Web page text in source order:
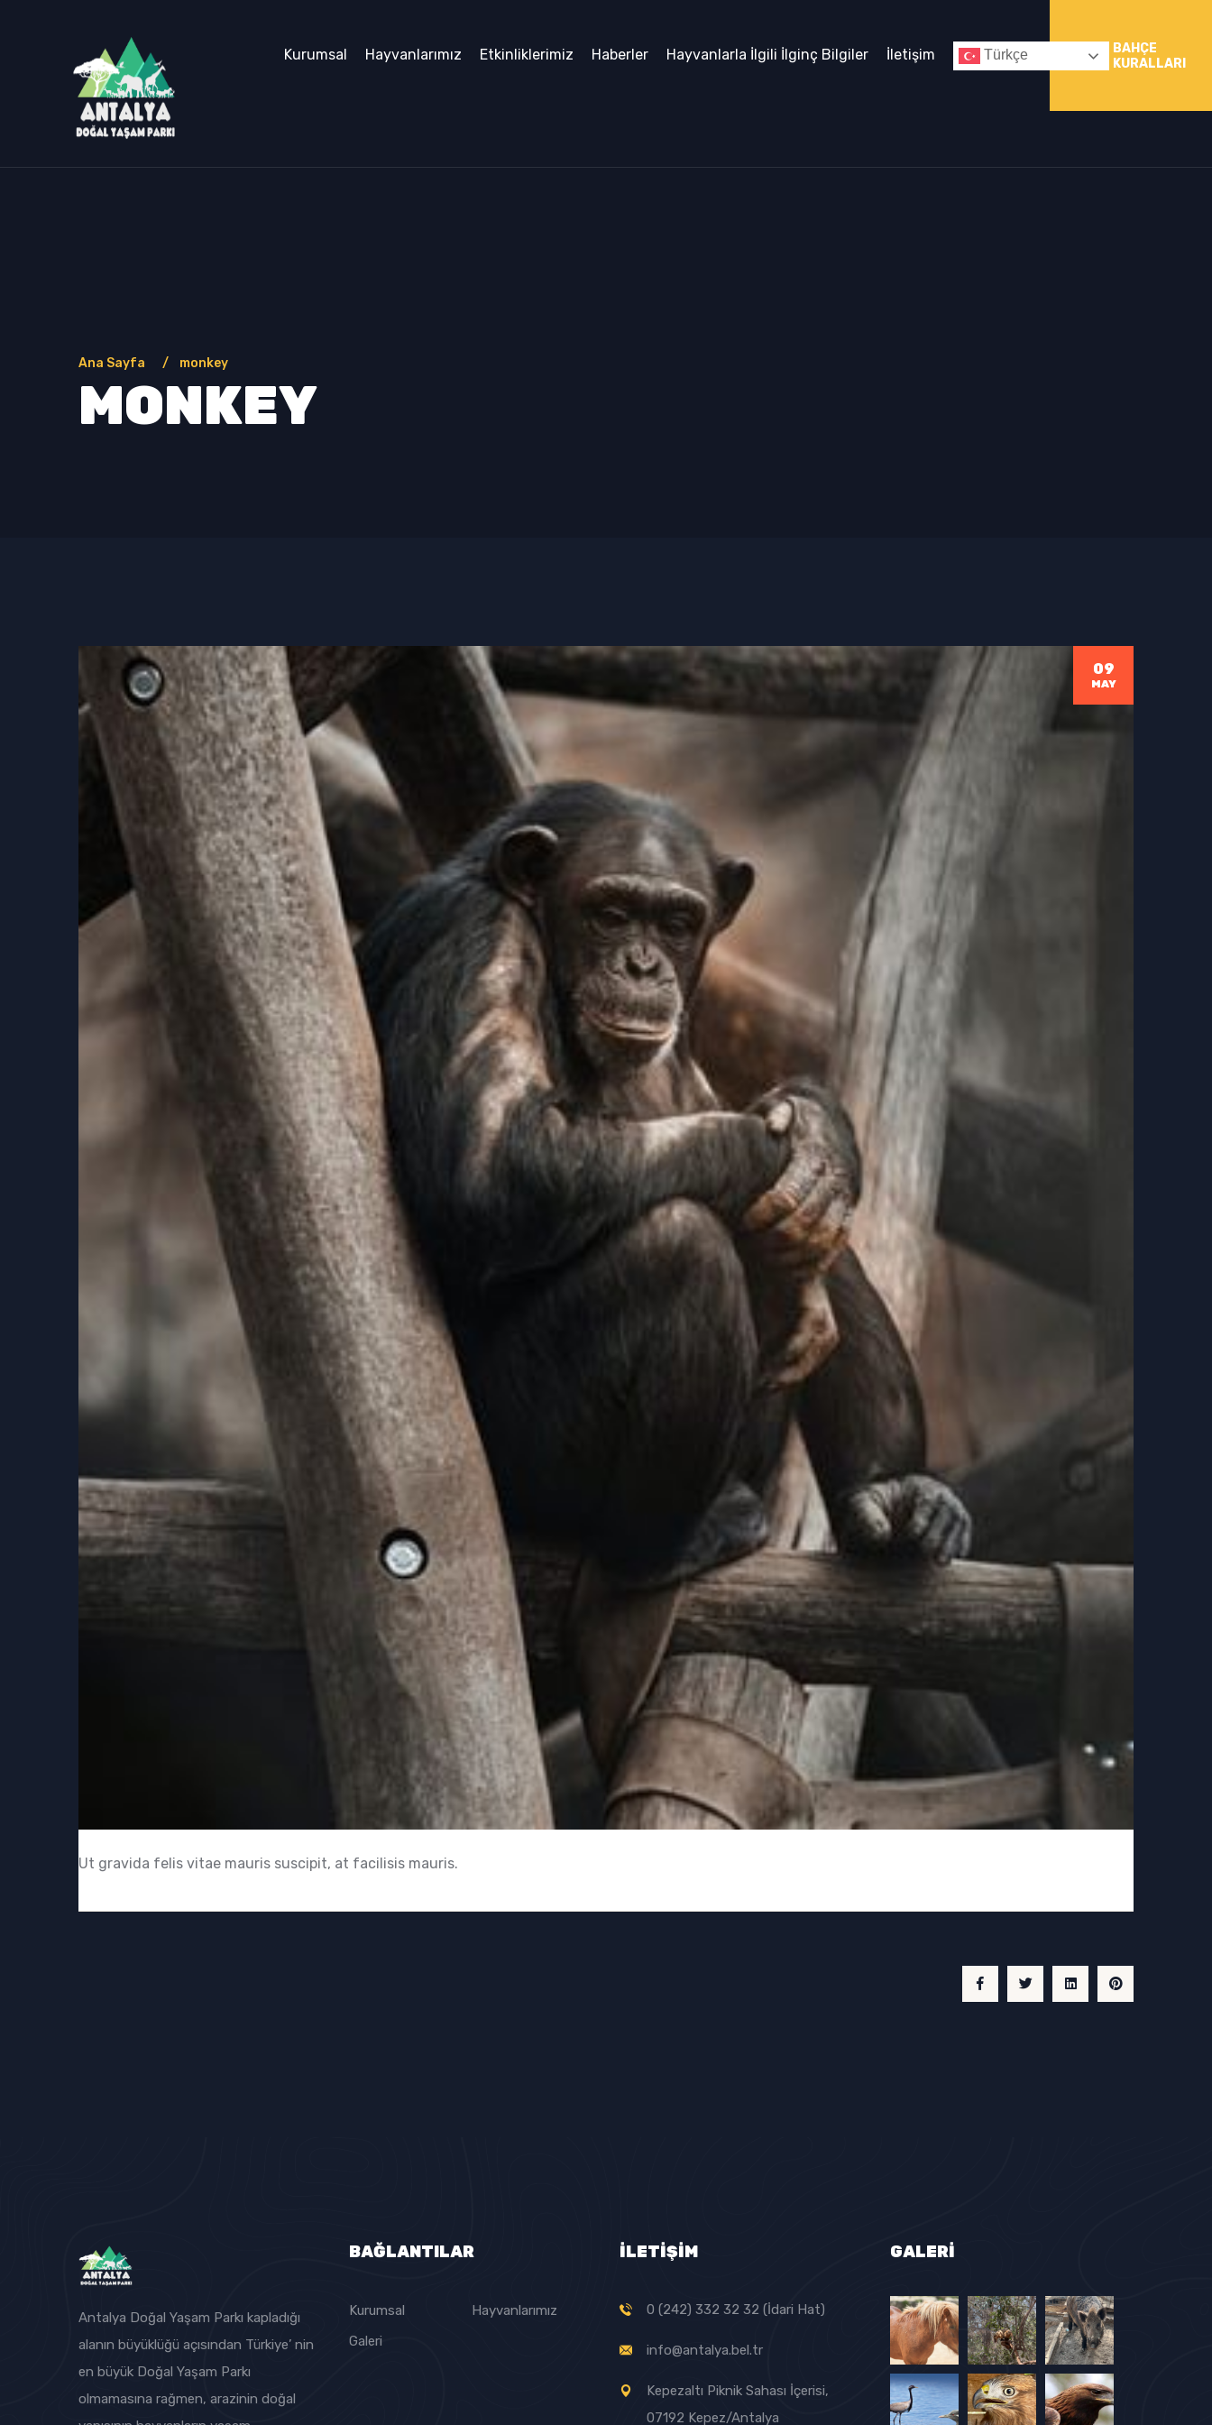
Kurumsal Hayvanlarımız Etkinliklerimiz Haberler Hayvanlarla İlgili İlginç Bilgiler İletişim Türkçe
BAHÇE
KURALLARI
Ana Sayfa monkey
MONKEY
09
MAY
Ut gravida felis vitae mauris suscipit, at facilisis mauris.
Antalya Doğal Yaşam Parkı kapladığı
alanın büyüklüğü açısından Türkiye’ nin
en büyük Doğal Yaşam Parkı
olmamasına rağmen, arazinin doğal
BAĞLANTILAR
Kurumsal
Hayvanlarımız
Galeri
İLETİŞİM
0 (242) 332 32 32 (İdari Hat)
info@antalya.bel.tr
Kepezaltı Piknik Sahası İçerisi,
07192 Kepez/Antalya
GALERI